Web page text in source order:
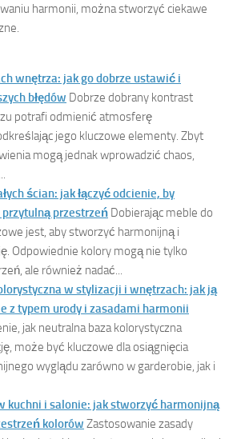
harmonii, można stworzyć ciekawe
wnętrza: jak go dobrze ustawić i
błędów Dobrze dobrany kontrast
potrafi odmienić atmosferę
jego kluczowe elementy. Zbyt
mogą jednak wprowadzić chaos,
ścian: jak łączyć odcienie, by
przestrzeń Dobierając meble do
jest, aby stworzyć harmonijną i
Odpowiednie kolory mogą nie tylko
ale również nadać...
w stylizacji i wnętrzach: jak ją
z typem urody i zasadami harmonii
jak neutralna baza kolorystyczna
może być kluczowe dla osiągnięcia
wyglądu zarówno w garderobie, jak i
kuchni i salonie: jak stworzyć harmonijną
kolorów Zastosowanie zasady